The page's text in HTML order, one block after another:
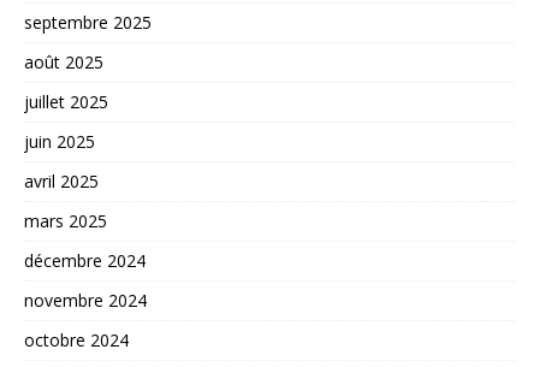
septembre 2025
août 2025
juillet 2025
juin 2025
avril 2025
mars 2025
décembre 2024
novembre 2024
octobre 2024